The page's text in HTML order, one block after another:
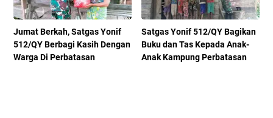
Jumat Berkah, Satgas Yonif
512/QY Berbagi Kasih Dengan
Warga Di Perbatasan
Satgas Yonif 512/QY Bagikan
Buku dan Tas Kepada Anak-
Anak Kampung Perbatasan